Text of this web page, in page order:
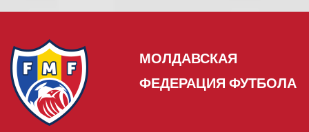
МОЛДАВСКАЯ
ФЕДЕРАЦИЯ ФУТБОЛА